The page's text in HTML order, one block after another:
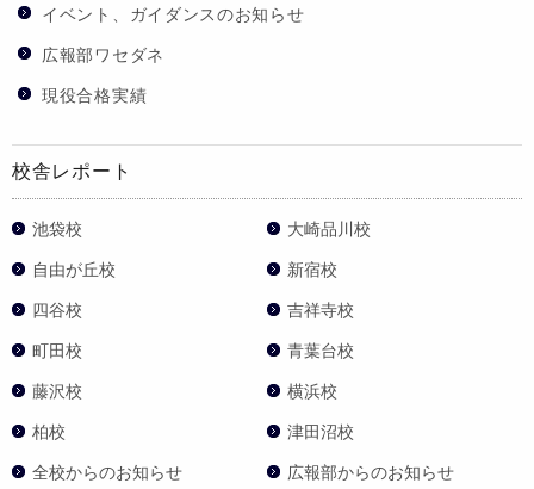
イベント、ガイダンスのお知らせ
広報部ワセダネ
現役合格実績
校舎レポート
池袋校 大崎品川校
自由が丘校 新宿校
四谷校 吉祥寺校
町田校 青葉台校
藤沢校 横浜校
柏校 津田沼校
全校からのお知らせ 広報部からのお知らせ